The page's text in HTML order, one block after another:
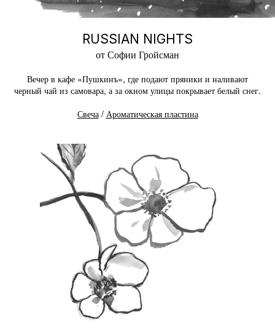
RUSSIAN NIGHTS
от Софии Гройсман
Вечер в кафе «Пушкинъ», где подают пряники и наливают
черный чай из самовара, а за окном улицы покрывает белый снег.
Свеча/ Ароматическая пластина